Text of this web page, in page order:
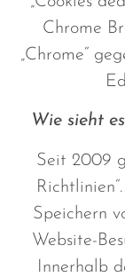
Chrome
„Chrome“
Wie sieht
Seit 2009
Speichern
Website-
Innerhalb